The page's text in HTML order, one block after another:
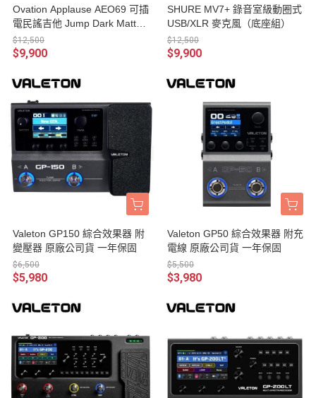
Ovation Applause AEO69 可插
電民謠吉他 Jump Dark Matter
AEO-69 EQ 電木吉他 台灣公
司貨
$12,500
$9,900
SHURE MV7+ 錄音室級動圈式
USB/XLR 麥克風（底座組）
$12,500
$9,900
Valeton GP150 綜合效果器 附
變壓器 原廠公司貨 一年保固
$6,500
$5,980
Valeton GP50 綜合效果器 附充
電線 原廠公司貨 一年保固
$5,500
$3,980